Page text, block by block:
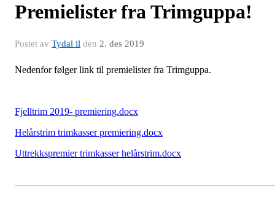
Premielister fra Trimguppa!
Postet av Tydal il den 2. des 2019
Nedenfor følger link til premielister fra Trimguppa.
Fjelltrim 2019- premiering.docx
Helårstrim trimkasser premiering.docx
Uttrekkspremier trimkasser helårstrim.docx